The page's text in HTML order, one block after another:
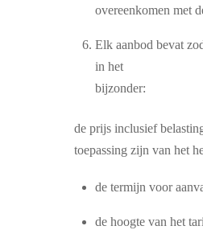
overeenkomen met
Elk aanbod bevat
in het
bijzonder:
de prijs inclusief
toepassing zijn van het
de termijn voor
de hoogte van het